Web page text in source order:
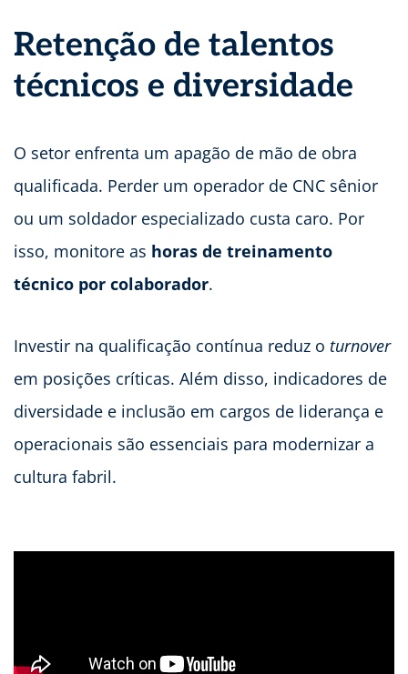
Retenção de talentos
técnicos e diversidade
O setor enfrenta um apagão de mão de obra
qualificada. Perder um operador de CNC sênior
ou um soldador especializado custa caro. Por
isso, monitore as horas de treinamento
técnico por colaborador.
Investir na qualificação contínua reduz o turnover
em posições críticas. Além disso, indicadores de
diversidade e inclusão em cargos de liderança e
operacionais são essenciais para modernizar a
cultura fabril.